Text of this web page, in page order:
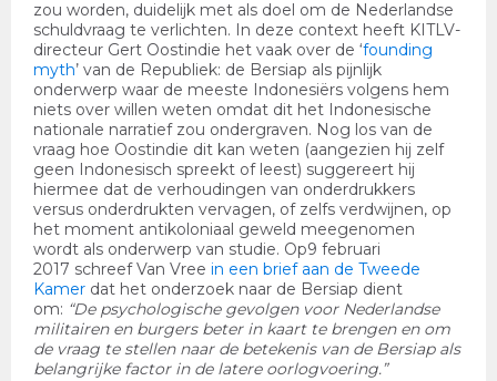
zou worden, duidelijk met als doel om de Nederlandse
schuldvraag te verlichten. In deze context heeft KITLV-
directeur Gert Oostindie het vaak over de ‘founding
myth’ van de Republiek: de Bersiap als pijnlijk
onderwerp waar de meeste Indonesiërs volgens hem
niets over willen weten omdat dit het Indonesische
nationale narratief zou ondergraven. Nog los van de
vraag hoe Oostindie dit kan weten (aangezien hij zelf
geen Indonesisch spreekt of leest) suggereert hij
hiermee dat de verhoudingen van onderdrukkers
versus onderdrukten vervagen, of zelfs verdwijnen, op
het moment antikoloniaal geweld meegenomen
wordt als onderwerp van studie. Op9 februari
2017 schreef Van Vree in een brief aan de Tweede
Kamer dat het onderzoek naar de Bersiap dient
om: “De psychologische gevolgen voor Nederlandse
militairen en burgers beter in kaart te brengen en om
de vraag te stellen naar de betekenis van de Bersiap als
belangrijke factor in de latere oorlogvoering.”